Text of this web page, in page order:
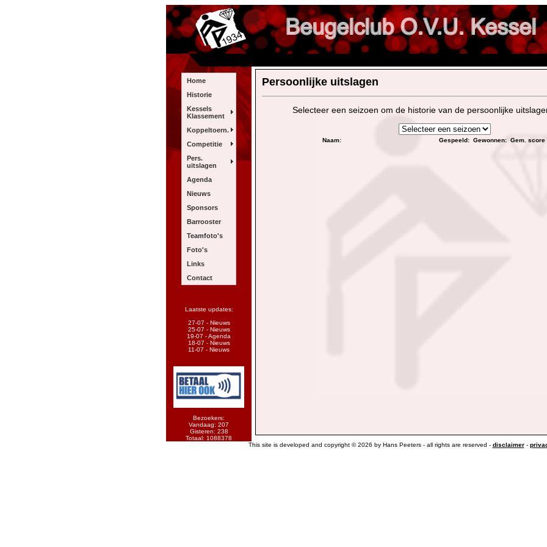
Home
Historie
Kessels
Klassement
Koppeltoern.
Competitie
Pers.
uitslagen
Agenda
Nieuws
Sponsors
Barrooster
Teamfoto's
Foto's
Links
Contact
Laatste updates:
27-07 - Nieuws
25-07 - Nieuws
19-07 - Agenda
18-07 - Nieuws
11-07 - Nieuws
Bezoekers:
Vandaag: 207
Gisteren: 238
Totaal: 1088378
Persoonlijke uitslagen
Selecteer een seizoen om de historie van de persoonlijke
Naam: Gespeeld: Gewonnen: Gem. score
This site is developed and copyright © 2026 by Hans Peeters - all rights are reserved - disclaimer-